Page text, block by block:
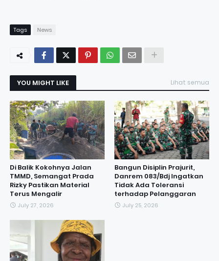
Tags News
YOU MIGHT LIKE Lihat semua
Di Balik Kokohnya Jalan
TMMD, Semangat Prada
Rizky Pastikan Material
Terus Mengalir
July 27, 2026
Bangun Disiplin Prajurit,
Danrem 083/Bdj Ingatkan
Tidak Ada Toleransi
terhadap Pelanggaran
July 25, 2026